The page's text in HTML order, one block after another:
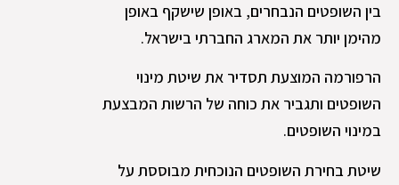
בין השופטים הנבחרים, באופן שישקף באופן
מהימן יותר את המארג החברתי בישראל.
הרפורמה המוצעת תסדיר את שיטת מינוי
השופטים ותגביר את כוחה של הרשות המבצעת
במינוי השופטים.
שיטת בחירת השופטים הנוכחית מבוססת על